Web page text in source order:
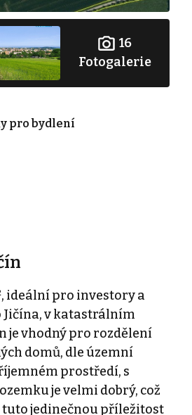
16
Fotogalerie
pro bydlení
ideální pro investory a
Jičína, v katastrálním
je vhodný pro rozdělení
domů, dle územní
prostředí, s
je velmi dobrý, což
jedinečnou příležitost